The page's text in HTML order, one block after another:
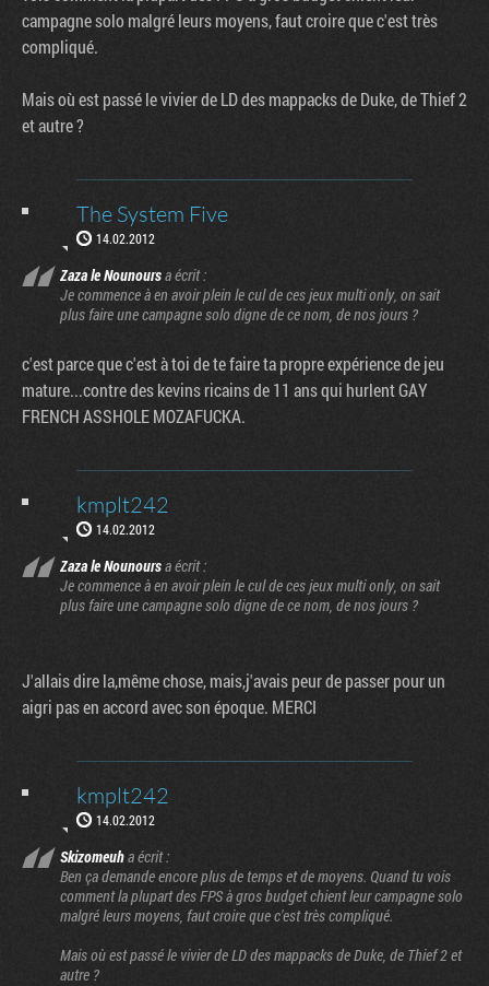
campagne solo malgré leurs moyens, faut croire que c'est très
compliqué.
Mais où est passé le vivier de LD des mappacks de Duke, de Thief 2
et autre ?
The System Five
14.02.2012
Zaza le Nounoursa écrit :
Je commence à en avoir plein le cul de ces jeux multi only, on sait
plus faire une campagne solo digne de ce nom, de nos jours ?
c'est parce que c'est à toi de te faire ta propre expérience de jeu
mature...contre des kevins ricains de 11 ans qui hurlent GAY
FRENCH ASSHOLE MOZAFUCKA.
kmplt242
14.02.2012
Zaza le Nounoursa écrit :
Je commence à en avoir plein le cul de ces jeux multi only, on sait
plus faire une campagne solo digne de ce nom, de nos jours ?
J'allais dire la,même chose, mais,j'avais peur de passer pour un
aigri pas en accord avec son époque. MERCI
kmplt242
14.02.2012
Skizomeuha écrit :
Ben ça demande encore plus de temps et de moyens. Quand tu vois
comment la plupart des FPS à gros budget chient leur campagne solo
malgré leurs moyens, faut croire que c'est très compliqué.
Mais où est passé le vivier de LD des mappacks de Duke, de Thief 2 et
autre ?